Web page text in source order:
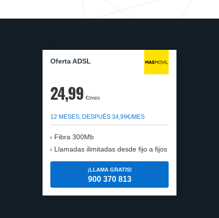
Oferta ADSL
24,99 €/mes
12 MESES, DESPUÉS 34,99€/MES
Fibra 300Mb
Llamadas ilimitadas desde fijo a fijos
¡LLAMA GRATIS!
900 370 813